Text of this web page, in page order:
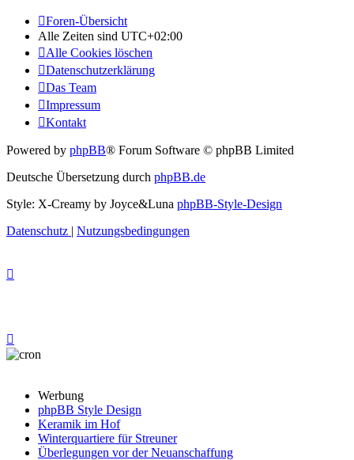
Foren-Übersicht
Alle Zeiten sind UTC+02:00
Alle Cookies löschen
Datenschutzerklärung
Das Team
Impressum
Kontakt
Powered by phpBB® Forum Software © phpBB Limited
Deutsche Übersetzung durch phpBB.de
Style: X-Creamy by Joyce&Luna phpBB-Style-Design
Datenschutz | Nutzungsbedingungen
Werbung
phpBB Style Design
Keramik im Hof
Winterquartiere für Streuner
Überlegungen vor der Neuanschaffung